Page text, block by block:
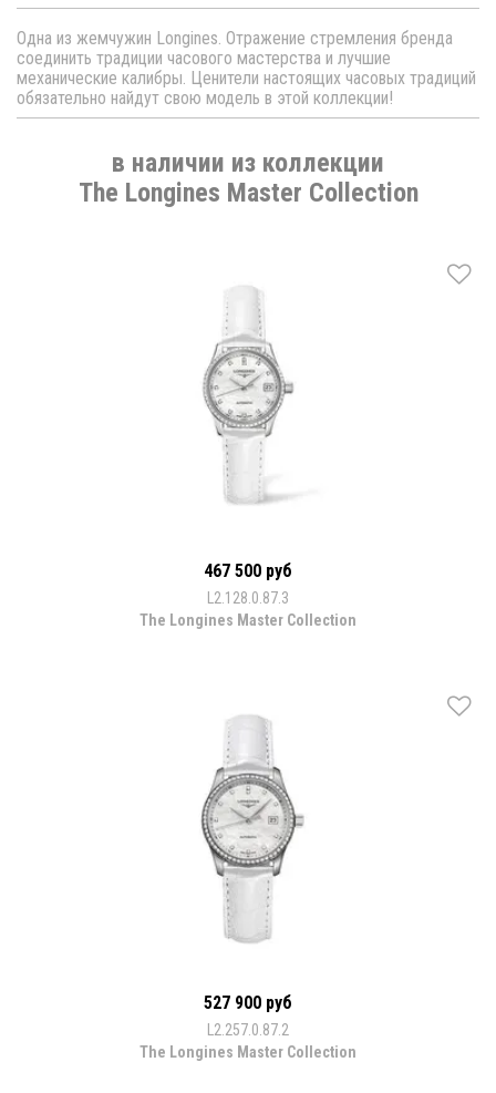
Одна из жемчужин Longines. Отражение стремления бренда
соединить традиции часового мастерства и лучшие
механические калибры. Ценители настоящих часовых традиций
обязательно найдут свою модель в этой коллекции!
в наличии из коллекции
The Longines Master Collection
467 500 руб
L2.128.0.87.3
The Longines Master Collection
527 900 руб
L2.257.0.87.2
The Longines Master Collection